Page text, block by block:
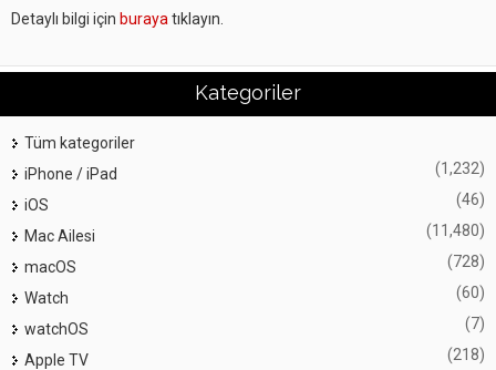
Detaylı bilgi için buraya tıklayın.
Kategoriler
Tüm kategoriler
iPhone / iPad
(1,232)
iOS (46)
Mac Ailesi (11,480)
macOS (728)
Watch (60)
watchOS (7)
Apple TV (218)